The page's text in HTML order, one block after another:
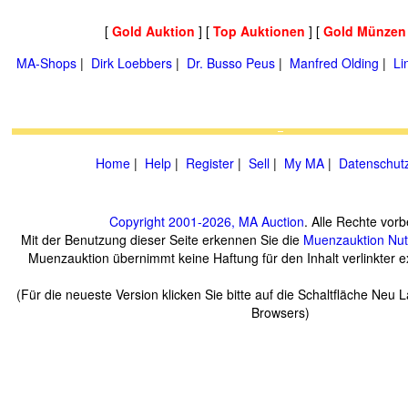
[ Gold Auktion ] [ Top Auktionen ] [ Gold
MA-Shops | Dirk Loebbers | Dr. Busso Peus | Manfred Olding |
Home | Help | Register | Sell | My MA |
Copyright 2001-2026, MA Auction. Alle Rechte
Mit der Benutzung dieser Seite erkennen Sie die Muenzauktion
Muenzauktion übernimmt keine Haftung für den Inhalt verlinkter
(Für die neueste Version klicken Sie bitte auf die Schaltfläche Neu
Browsers)